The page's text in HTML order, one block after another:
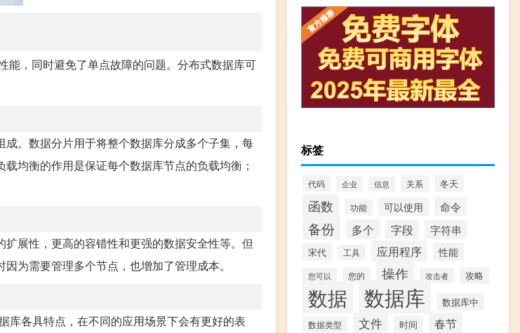
能，同时避免了单点故障的问题。分布式数据库可
。数据分片用于将整个数据库分成多个子集，每
均衡的作用是保证每个数据库节点的负载均衡；
展性，更高的容错性和更强的数据安全性等。但
为需要管理多个节点，也增加了管理成本。
库各具特点，在不同的应用场景下会有更好的表
标签
代码 企业 信息 关系 冬天
函数 功能 可以使用 命令
备份 多个 字段 字符串
宋代 工具 应用程序 性能
您可以 您的 操作 攻击者 攻略
数据 数据库 数据库中
数据类型 文件 时间 春节